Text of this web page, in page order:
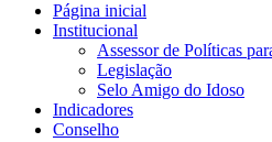
Página inicial
Institucional
Assessor de Políticas
Legislação
Selo Amigo do Idoso
Indicadores
Conselho